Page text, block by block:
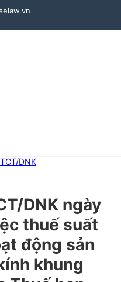
DNK
DNK ngày
thuế suất
động sản
khung